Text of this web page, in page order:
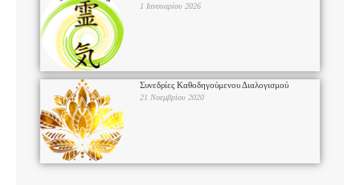
1 Ιανουαρίου 2026
Συνεδρίες Καθοδηγούμενου Διαλογισμού
21 Νοεμβρίου 2020